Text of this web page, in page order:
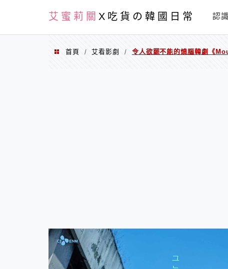
艾蜜莉關 X吃貨の韓國日常
PXN
認
首頁 / 艾看影劇 / 令人欲罷不能的燒腦韓劇《